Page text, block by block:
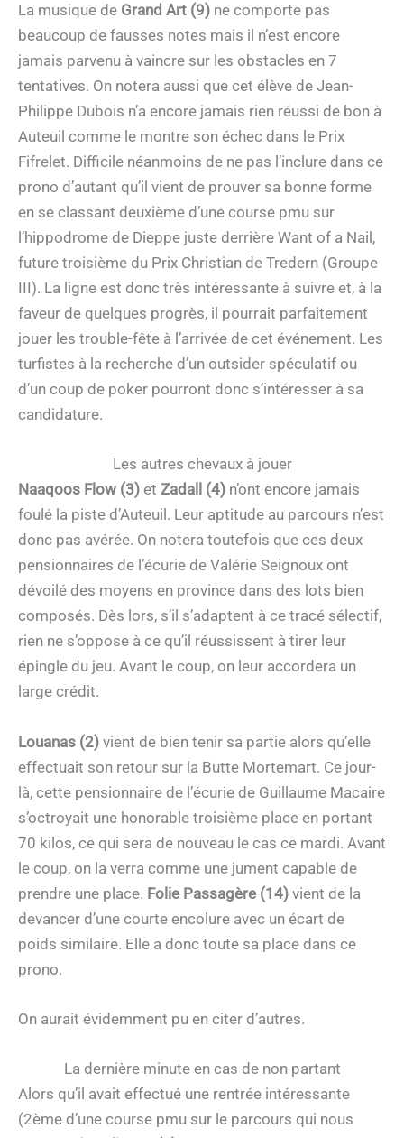
La musique de Grand Art (9) ne comporte pas
beaucoup de fausses notes mais il n’est encore
jamais parvenu à vaincre sur les obstacles en 7
tentatives. On notera aussi que cet élève de Jean-
Philippe Dubois n’a encore jamais rien réussi de bon à
Auteuil comme le montre son échec dans le Prix
Fifrelet. Difficile néanmoins de ne pas l’inclure dans ce
prono d’autant qu’il vient de prouver sa bonne forme
en se classant deuxième d’une course pmu sur
l’hippodrome de Dieppe juste derrière Want of a Nail,
future troisième du Prix Christian de Tredern (Groupe
III). La ligne est donc très intéressante à suivre et, à la
faveur de quelques progrès, il pourrait parfaitement
jouer les trouble-fête à l’arrivée de cet événement. Les
turfistes à la recherche d’un outsider spéculatif ou
d’un coup de poker pourront donc s’intéresser à sa
candidature.
Les autres chevaux à jouer
Naaqoos Flow (3) et Zadall (4) n’ont encore jamais
foulé la piste d’Auteuil. Leur aptitude au parcours n’est
donc pas avérée. On notera toutefois que ces deux
pensionnaires de l’écurie de Valérie Seignoux ont
dévoilé des moyens en province dans des lots bien
composés. Dès lors, s’il s’adaptent à ce tracé sélectif,
rien ne s’oppose à ce qu’il réussissent à tirer leur
épingle du jeu. Avant le coup, on leur accordera un
large crédit.
Louanas (2) vient de bien tenir sa partie alors qu’elle
effectuait son retour sur la Butte Mortemart. Ce jour-
là, cette pensionnaire de l’écurie de Guillaume Macaire
s’octroyait une honorable troisième place en portant
70 kilos, ce qui sera de nouveau le cas ce mardi. Avant
le coup, on la verra comme une jument capable de
prendre une place. Folie Passagère (14) vient de la
devancer d’une courte encolure avec un écart de
poids similaire. Elle a donc toute sa place dans ce
prono.
On aurait évidemment pu en citer d’autres.
La dernière minute en cas de non partant
Alors qu’il avait effectué une rentrée intéressante
(2ème d’une course pmu sur le parcours qui nous